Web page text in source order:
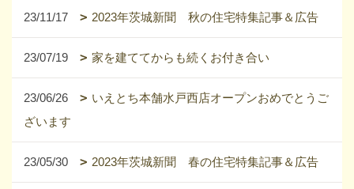
23/11/17 2023年茨城新聞 秋の住宅特集記事＆広告
23/07/19 家を建ててからも続くお付き合い
23/06/26
いえとち本舗水戸西店オープンおめでとうご
ざいます
23/05/30 2023年茨城新聞 春の住宅特集記事＆広告